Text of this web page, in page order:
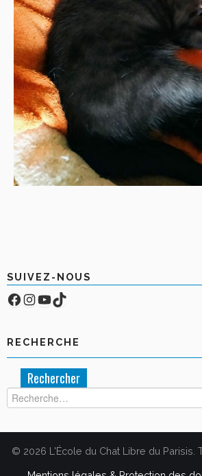
SUIVEZ-NOUS
Facebook
Compte Instagram
YouTube
TikTok
RECHERCHE
Rechercher :
© 2026 L'École du Chat Libre du Parisis.